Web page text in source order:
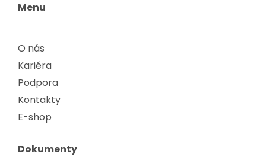
Menu
O nás
Kariéra
Podpora
Kontakty
E-shop
Dokumenty